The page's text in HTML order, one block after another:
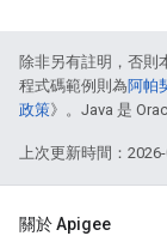
除非另有註明，否則
程式碼範例則為阿帕
政策》。Java 是
上次更新時間：
關於 Apigee